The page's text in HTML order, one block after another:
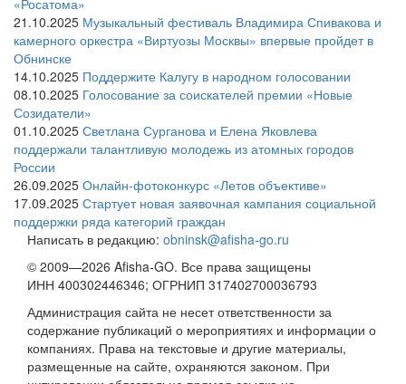
«Росатома»
21.10.2025 Музыкальный фестиваль Владимира Спивакова и
камерного оркестра «Виртуозы Москвы» впервые пройдет в
Обнинске
14.10.2025 Поддержите Калугу в народном голосовании
08.10.2025 Голосование за соискателей премии «Новые
Созидатели»
01.10.2025 Светлана Сурганова и Елена Яковлева
поддержали талантливую молодежь из атомных городов
России
26.09.2025 Онлайн-фотоконкурс «Летов объективе»
17.09.2025 Стартует новая заявочная кампания социальной
поддержки ряда категорий граждан
Написать в редакцию: obninsk@afisha-go.ru
© 2009—2026 Afisha-GO. Все права защищены
ИНН 400302446346; ОГРНИП 317402700036793
Администрация сайта не несет ответственности за
содержание публикаций о мероприятиях и информации о
компаниях. Права на текстовые и другие материалы,
размещенные на сайте, охраняются законом. При